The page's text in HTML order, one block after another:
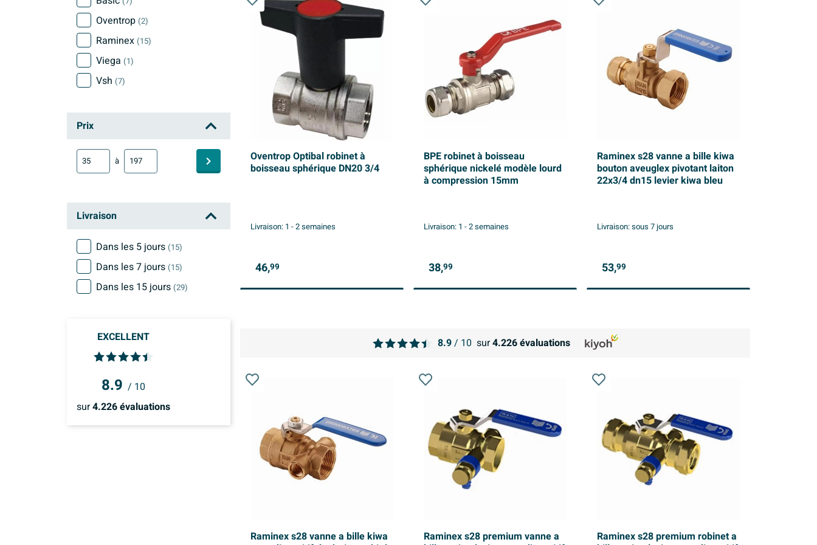
Oventrop (2)
Raminex (15)
Viega (1)
Vsh (7)
Prix
à
Livraison
Dans les 5 jours (15)
Dans les 7 jours (15)
Dans les 15 jours (29)
EXCELLENT
8.9 / 10
sur4.226évaluations
Oventrop Optibal robinet à
boisseau sphérique DN20 3/4
Livraison: 1 - 2 semaines
46,99
BPE robinet à boisseau
sphérique nickelé modèle lourd
à compression 15mm
Livraison: 1 - 2 semaines
38,99
Raminex s28 vanne a bille kiwa
bouton aveuglex pivotant laiton
22x3/4 dn15 levier kiwa bleu
Livraison:sous 7 jours
53,99
Raminex s28 vanne a bille kiwa
Raminex s28 premium vanne a
Raminex s28 premium robinet a
8.9/ 10 sur4.226évaluations